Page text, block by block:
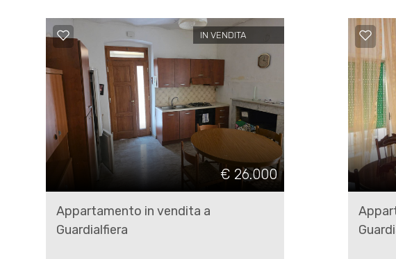
IN VENDITA
€ 26.000
Appartamento in vendita a
Guardialfiera
Balcone/Terrazzo
Ascensore
Arredato
Nuova costruzione